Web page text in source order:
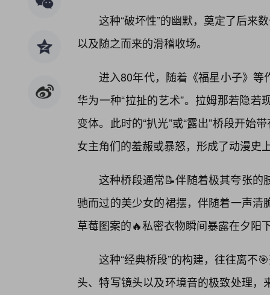
这种“破坏性”的幽默，奠定了后来
以及随之而来的滑稽收场。
进入80年代，随着《福星小子》
华为一种“拉扯的艺术”。拉姆那若隐
变体。此时的“扒光”或“露出”桥段开始
女主角们的羞赧或暴怒，形成了动漫史
这种桥段通常📝伴随着极其夸张
驰而过的美少女的裙摆，伴随着一声
草莓图案的🔥私密衣物瞬间暴露在夕阳
这种“经典桥段”的构建，往往离不
头、特写镜头以及环境音的极致处理